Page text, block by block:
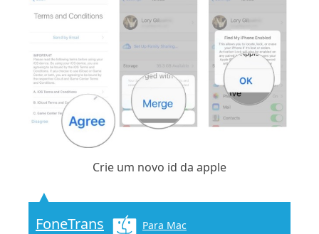
Crie um novo id da apple
FoneTrans Para Mac